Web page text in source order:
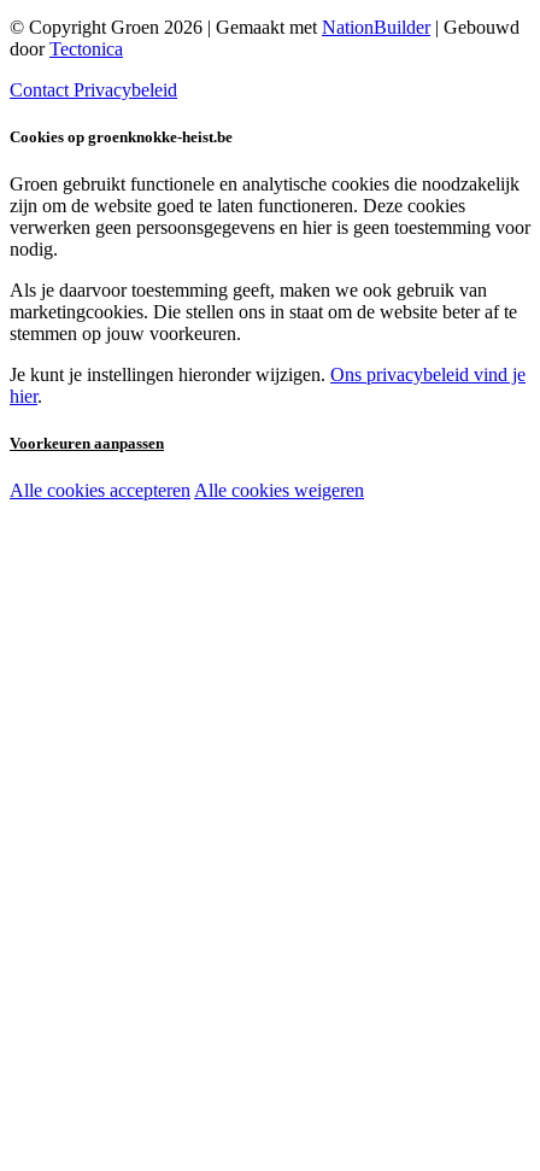
© Copyright Groen 2026 | Gemaakt met NationBuilder| Gebouwd
doorTectonica
Contact Privacybeleid
Cookies op groenknokke-heist.be
Groen gebruikt functionele en analytische cookies die noodzakelijk
zijn om de website goed te laten functioneren. Deze cookies
verwerken geen persoonsgegevens en hier is geen toestemming voor
nodig.
Als je daarvoor toestemming geeft, maken we ook gebruik van
marketingcookies. Die stellen ons in staat om de website beter af te
stemmen op jouw voorkeuren.
Je kunt je instellingen hieronder wijzigen. Ons privacybeleid vind je
hier.
Voorkeuren aanpassen
Noodzakelijke cookies:
Alle cookies accepteren Alle cookies weigeren